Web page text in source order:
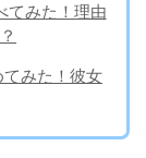
てみた！理由
みた！彼女